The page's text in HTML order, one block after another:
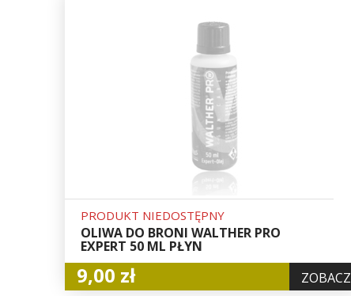
PRODUKT NIEDOSTĘPNY
OLIWA DO BRONI WALTHER PRO
EXPERT 50 ML PŁYN
9,00 zł ZOBACZ